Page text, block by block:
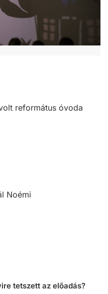
református óvoda
Noémi
tetszett az előadás?